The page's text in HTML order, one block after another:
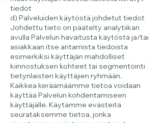
tiedot
d) Palveluiden käytöstä johdetut tiedot
Johdettu tieto on päätelty analytiikan
avulla Palvelun havaitusta käytöstä ja/tai
asiakkaan itse antamista tiedoista
esimerkiksi käyttäjän mahdolliset
kiinnostuksen kohteet tai segmentointi
tietynlaisten käyttäjien ryhmään.
Kaikkea keräämäämme tietoa voidaan
käyttää Palvelun kohdentamiseen
käyttäjälle. Käytämme evästeitä
seurataksemme tietoa, jonka